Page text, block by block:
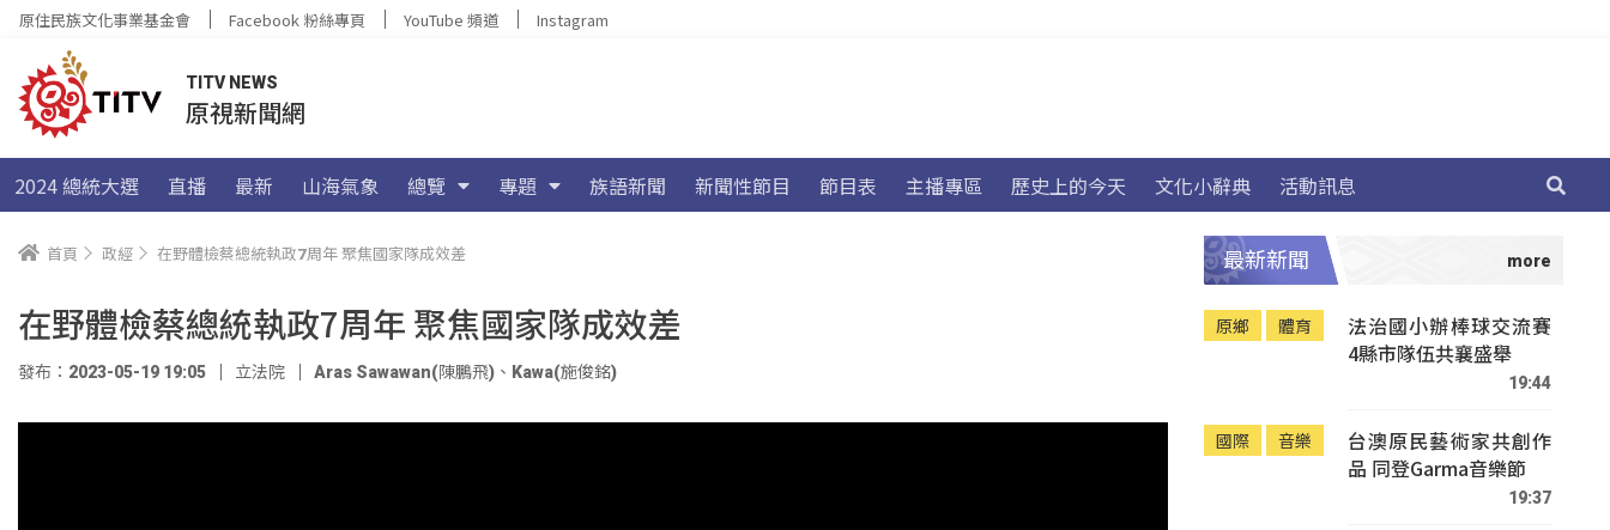
原住民族文化事業基金會 Facebook 粉絲專頁 YouTube 頻道 Instagram
TITV NEWS
原視新聞網
2024 總統大選 直播 最新 山海氣象 總覽 專題 族語新聞 新聞性節目 節目表 主播專區 歷史上的今天 文化小辭典 活動訊息
首頁 政經 在野體檢蔡總統執政7周年 聚焦國家隊成效差
在野體檢蔡總統執政7周年 聚焦國家隊成效差
發布：2023-05-19 19:05 立法院 Aras Sawawan(陳鵬飛) 、 Kawa(施俊銘)
最新新聞
原鄉 體育
法治國小辦棒球交流賽
4縣市隊伍共襄盛舉
19:44
國際 音樂
台澳原民藝術家共創作
品 同登Garma音樂節
19:37